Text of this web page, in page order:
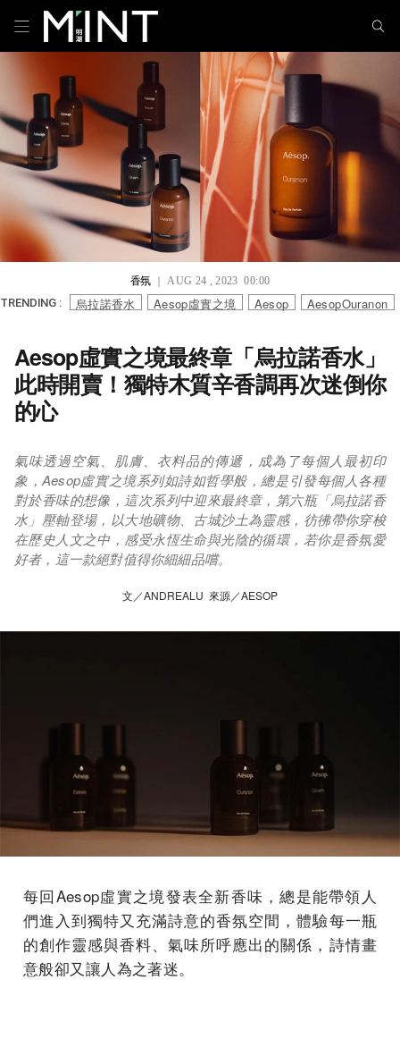
香氛｜ AUG 24 , 2023 00:00
TRENDING : 烏拉諾香水 Aesop虛實之境 Aesop AesopOuranon
Aesop虛實之境最終章「烏拉諾香水」
此時開賣！獨特木質辛香調再次迷倒你
的心
氣味透過空氣、肌膚、衣料品的傳遞，成為了每個人最初印
象，Aesop虛實之境系列如詩如哲學般，總是引發每個人各種
對於香味的想像，這次系列中迎來最終章，第六瓶「烏拉諾香
水」壓軸登場，以大地礦物、古城沙土為靈感，彷彿帶你穿梭
在歷史人文之中，感受永恆生命與光陰的循環，若你是香氛愛
好者，這一款絕對值得你細細品嚐。
文／ANDREALU 來源／AESOP
每回Aesop虛實之境發表全新香味，總是能帶領人
們進入到獨特又充滿詩意的香氛空間，體驗每一瓶
的創作靈感與香料、氣味所呼應出的關係，詩情畫
意般卻又讓人為之著迷。